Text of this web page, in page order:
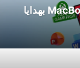
تعارض Microsoft جهاز MacBook Neo بهدايا